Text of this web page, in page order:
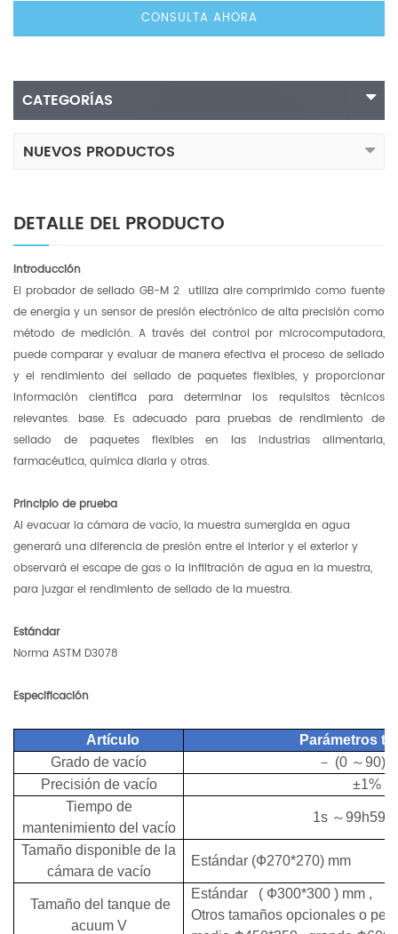
CONSULTA AHORA
CATEGORÍAS
NUEVOS PRODUCTOS
DETALLE DEL PRODUCTO
Introducción
El probador de sellado GB-M2 utiliza aire comprimido como fuente
de energía y un sensor de presión electrónico de alta precisión como
método de medición. A través del control por microcomputadora,
puede comparar y evaluar de manera efectiva el proceso de sellado
y el rendimiento del sellado de paquetes flexibles, y proporcionar
información científica para determinar los requisitos técnicos
relevantes. base. Es adecuado para pruebas de rendimiento de
sellado de paquetes flexibles en las industrias alimentaria,
farmacéutica, química diaria y otras.
Principio de prueba
Al evacuar la cámara de vacío, la muestra sumergida en agua
generará una diferencia de presión entre el interior y el exterior y
observará el escape de gas o la infiltración de agua en la muestra,
para juzgar el rendimiento de sellado de la muestra.
Estándar
Norma ASTM D3078
Especificación
Artículo Parámetros
Grado de vacío
－ (0 ～90)
Precisión de vacío
±1%
Tiempo de
mantenimiento del vacío
1s ～
Tamaño disponible de la
cámara de vacío
Estándar (Ф270*270) mm
Tamaño del tanque de
acuum V
Estándar ( Ф300*300 ) mm ,
Otros tamaños opcionales o